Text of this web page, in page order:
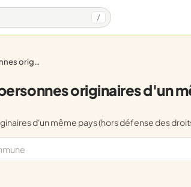
/
des droits des étrangers)
originaires d'un
d'un même pays (hors défense des